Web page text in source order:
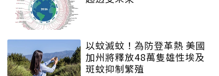
以蚊滅蚊！為防登革熱 美國
加州將釋放48萬隻雄性埃及
斑蚊抑制繁殖